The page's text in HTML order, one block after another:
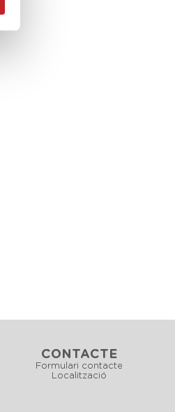
CONTACTE
Formulari contacte
Localització